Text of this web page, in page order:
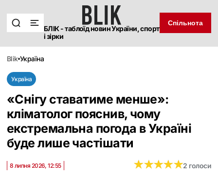
БЛІК - таблоїд новин України, спорт
і зірки
Спільнота
blik україна
Україна
«‎Снігу ставатиме менше»:
кліматолог пояснив, чому
екстремальна погода в Україні
буде лише частішати
8 липня 2026, 12:55 ★★★★★
★★★★★2 голоси